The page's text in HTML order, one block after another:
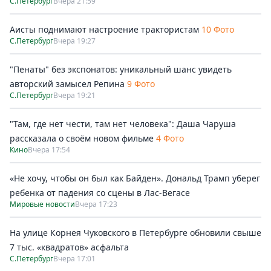
Аисты поднимают настроение трактористам 10 Фото
С.ПетербургВчера 19:27
"Пенаты" без экспонатов: уникальный шанс увидеть
авторский замысел Репина 9 Фото
С.ПетербургВчера 19:21
"Там, где нет чести, там нет человека": Даша Чаруша
рассказала о своём новом фильме 4 Фото
КиноВчера 17:54
«Не хочу, чтобы он был как Байден». Дональд Трамп уберег
ребенка от падения со сцены в Лас-Вегасе
Мировые новостиВчера 17:23
На улице Корнея Чуковского в Петербурге обновили свыше
7 тыс. «квадратов» асфальта
С.ПетербургВчера 17:01